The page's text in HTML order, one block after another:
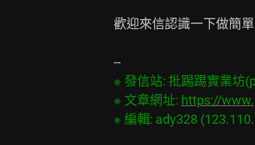
歡迎來信認識一下做簡
※ 發信站: 批踢踢實業坊
※ 文章網址: https://